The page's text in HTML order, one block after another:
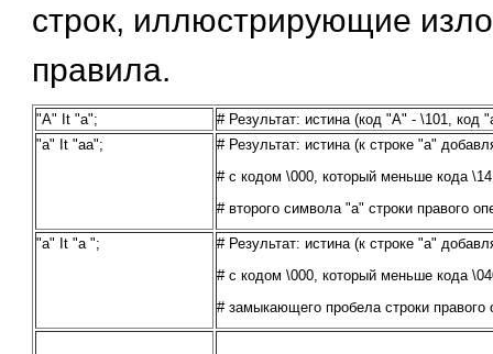
строк, иллюстрирующие
правила.
"A" It "a";
# Результат: истина (код "А" - \101, код
"a" It "aa";
# Результат: истина (к строке "а"
# с кодом \000, который меньше кода
# второго символа "а" строки правого
"a" It "a ";
# Результат: истина (к строке "а"
# с кодом \000, который меньше кода
# замыкающего пробела строки правого